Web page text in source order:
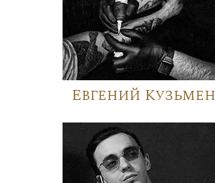
Евгений